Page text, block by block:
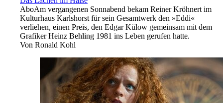
AboAm vergangenen Sonnabend bekam Reiner Kröhnert im
Kulturhaus Karlshorst für sein Gesamtwerk den »Eddi«
verliehen, einen Preis, den Edgar Külow gemeinsam mit dem
Grafiker Heinz Behling 1981 ins Leben gerufen hatte.
Von Ronald Kohl